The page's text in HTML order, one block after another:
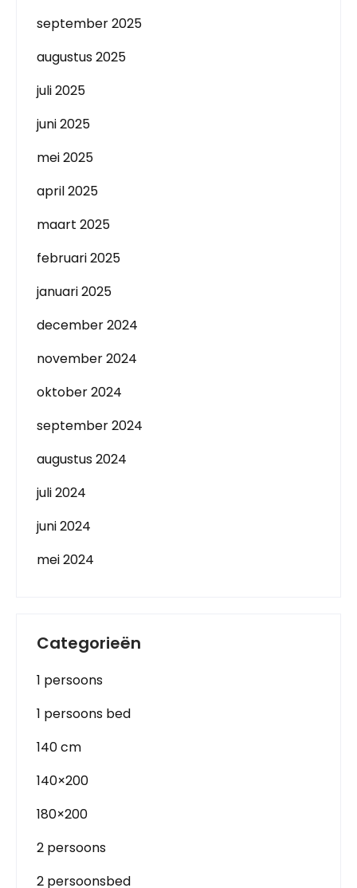
september 2025
augustus 2025
juli 2025
juni 2025
mei 2025
april 2025
maart 2025
februari 2025
januari 2025
december 2024
november 2024
oktober 2024
september 2024
augustus 2024
juli 2024
juni 2024
mei 2024
Categorieën
1 persoons
1 persoons bed
140 cm
140×200
180×200
2 persoons
2 persoonsbed